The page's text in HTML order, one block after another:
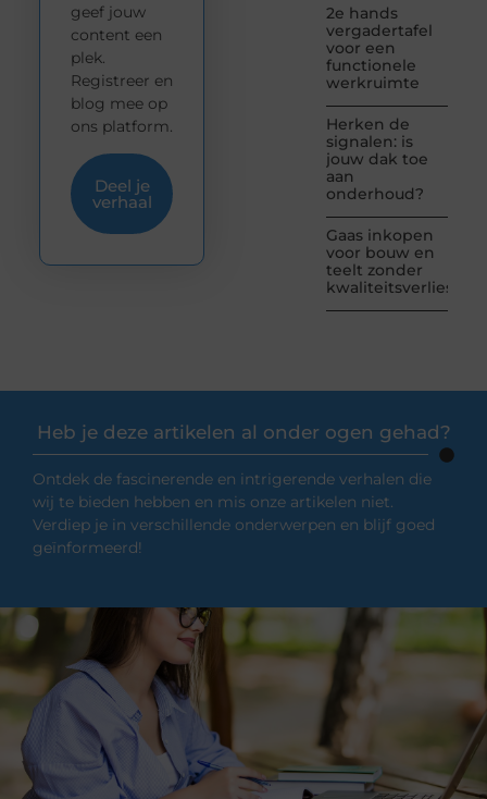
2e hands
vergadertafel
voor een
functionele
werkruimte
Herken de
signalen: is
jouw dak toe
aan
onderhoud?
Gaas inkopen
voor bouw en
teelt zonder
kwaliteitsverlies
geef jouw
content een
plek.
Registreer en
blog mee op
ons platform.
Deel je
verhaal
Heb je deze artikelen al onder ogen gehad?
Ontdek de fascinerende en intrigerende verhalen die
wij te bieden hebben en mis onze artikelen niet.
Verdiep je in verschillende onderwerpen en blijf goed
geïnformeerd!